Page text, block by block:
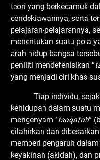
teori yang berkecamuk
cendekiawannya, serta
pelajaran-pelajarannya,
menentukan suatu pola
arah hidup bangsa
peniliti mendefenisikan “
yang menjadi ciri khas
Tiap individu, sejak
kehidupan dalam suatu
mengenyam “tsaqafah”
dilahirkan dan
memberi pengaruh
keyakinan (akidah), dan